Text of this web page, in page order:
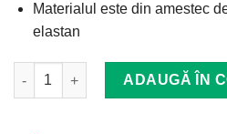
Materialul este din amestec
elastan
Cantitate Manusi Dama, Catifea,
ADAUGĂ ÎN